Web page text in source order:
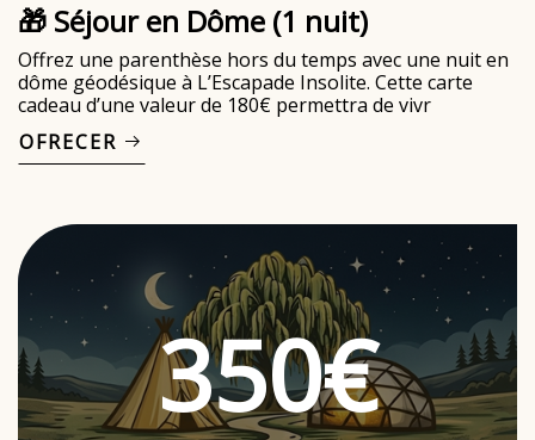
🎁 Séjour en Dôme (1 nuit)
Offrez une parenthèse hors du temps avec une nuit en
dôme géodésique à L’Escapade Insolite. Cette carte
cadeau d’une valeur de 180€ permettra de vivr
OFRECER
350€